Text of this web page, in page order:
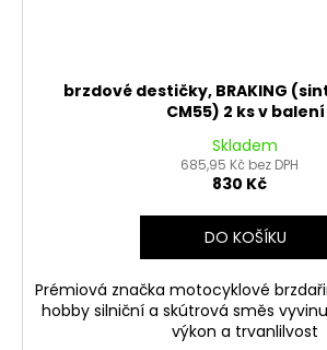
brzdové destičky, BRAKING
CM55) 2 ks v balení
Skladem
685,95 Kč bez DPH
830 Kč
DO KOŠÍKU
Prémiová značka motocyklové
hobby silniční a skútrová směs
výkon a trvanlilvost